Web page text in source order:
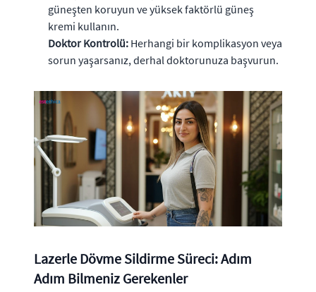
güneşten koruyun ve yüksek faktörlü güneş
kremi kullanın.
Doktor Kontrolü: Herhangi bir komplikasyon veya
sorun yaşarsanız, derhal doktorunuza başvurun.
Lazerle Dövme Sildirme Süreci: Adım
Adım Bilmeniz Gerekenler